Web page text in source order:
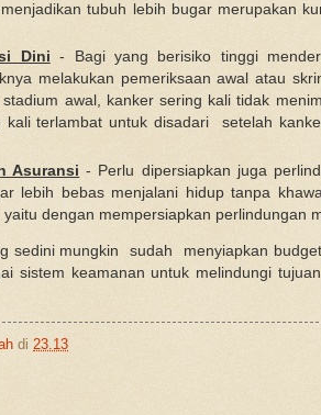
tubuh lebih bugar merupakan
Dini - Bagi yang berisiko tinggi
melakukan pemeriksaan awal atau
awal, kanker sering kali tidak
kali terlambat untuk disadari setelah
Asuransi - Perlu dipersiapkan juga
lebih bebas menjalani hidup tanpa
dengan mempersiapkan perlindungan
sedini mungkin sudah menyiapkan
sistem keamanan untuk melindungi
di 23.13